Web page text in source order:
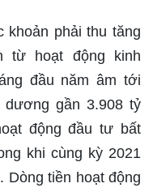
khoản phải thu tăng
từ hoạt động kinh
đầu năm âm tới
dương gần 3.908 tỷ
động đầu tư bất
khi cùng kỳ 2021
Dòng tiền hoạt động